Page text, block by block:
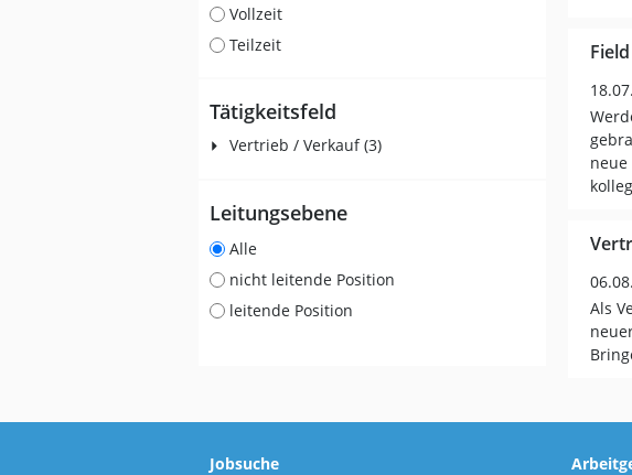
Vollzeit
Teilzeit
Tätigkeitsfeld
Vertrieb / Verkauf (3)
Leitungsebene
Alle
nicht leitende Position
leitende Position
Als
Jobsuche